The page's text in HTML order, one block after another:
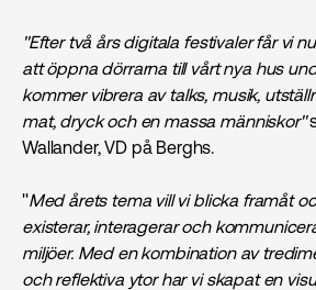
''Efter två års digitala festivaler får vi
att öppna dörrarna till vårt nya hus
kommer vibrera av talks, musik,
mat, dryck och en massa människor''
Wallander, VD på Berghs.
''Med årets tema vill vi blicka framåt
existerar, interagerar och
miljöer. Med en kombination av
och reflektiva ytor har vi skapat en